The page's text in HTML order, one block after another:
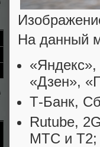
На данный
«Дзен»,
Т-Банк,
Rutube,
МТС и Т2;